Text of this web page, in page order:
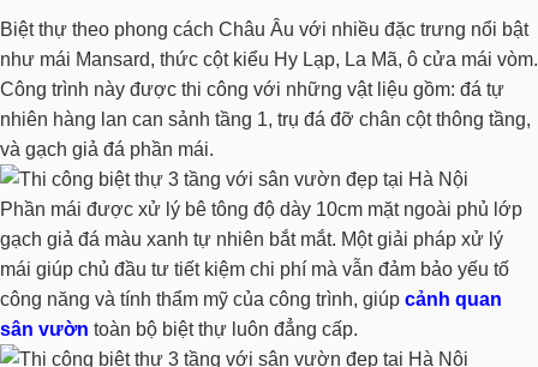
Biệt thự theo phong cách Châu Âu với nhiều đặc trưng nổi bật
như mái Mansard, thức cột kiểu Hy Lạp, La Mã, ô cửa mái vòm.
Công trình này được thi công với những vật liệu gồm: đá tự
nhiên hàng lan can sảnh tầng 1, trụ đá đỡ chân cột thông tầng,
và gạch giả đá phần mái.
Phần mái được xử lý bê tông độ dày 10cm mặt ngoài phủ lớp
gạch giả đá màu xanh tự nhiên bắt mắt. Một giải pháp xử lý
mái giúp chủ đầu tư tiết kiệm chi phí mà vẫn đảm bảo yếu tố
công năng và tính thẩm mỹ của công trình, giúp cảnh quan
sân vườn toàn bộ biệt thự luôn đẳng cấp.